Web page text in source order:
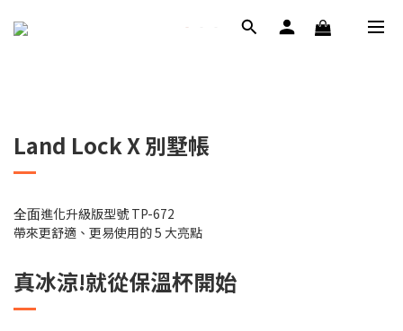
Land Lock X 別墅帳
全面進化升級版型號 TP-672
帶來更舒適、更易使用的 5 大亮點
真冰涼!就從保溫杯開始